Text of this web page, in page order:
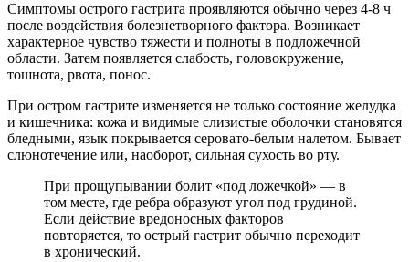
Симптомы острого гастрита проявляются обычно через 4-8 ч
после воздействия болезнетворного фактора. Возникает
характерное чувство тяжести и полноты в подложечной
области. Затем появляется слабость, головокружение,
тошнота, рвота, понос.
При остром гастрите изменяется не только состояние желудка
и кишечника: кожа и видимые слизистые оболочки становятся
бледными, язык покрывается серовато-белым налетом. Бывает
слюнотечение или, наоборот, сильная сухость во рту.
При прощупывании болит «под ложечкой» — в
том месте, где ребра образуют угол под грудиной.
Если действие вредоносных факторов
повторяется, то острый гастрит обычно переходит
в хронический.